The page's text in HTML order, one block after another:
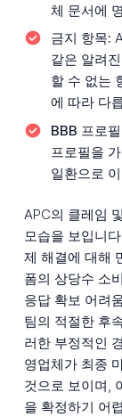
체 문서에
금지 항목:
같은 알려
할 수 없는
에 따라 다
BBB 프로
프로필을
일환으로
APC의 클레임
모습을 보입니
제 해결에 대해
폼의 상당수 소
응답 확보 어려
팀의 적절한 후
러한 부정적인
영업체가 최종
것으로 보이며,
을 확정하기 어